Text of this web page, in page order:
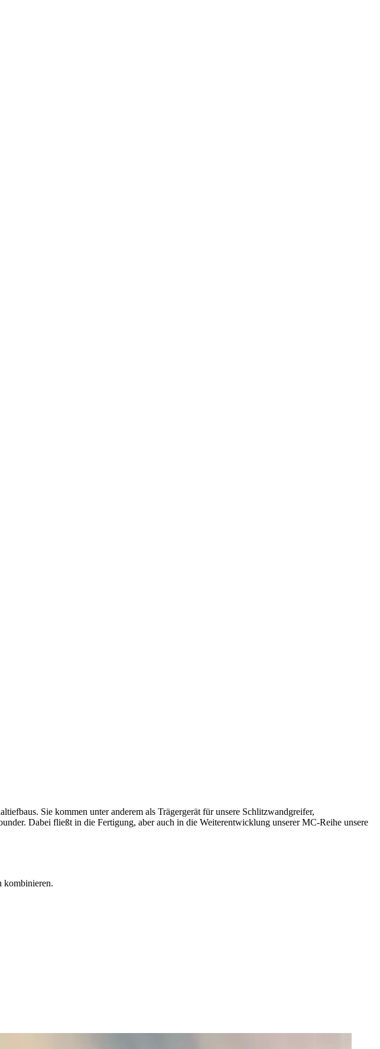
Sie kommen unter anderem als Trägergerät für unsere Schlitzwandgreifer,
Dabei fließt in die Fertigung, aber auch in die Weiterentwicklung unserer MC-Reihe unsere
kombinieren.